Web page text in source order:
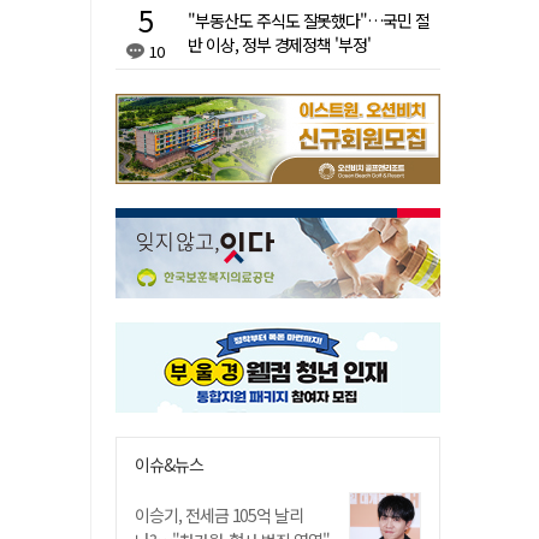
10
"부동산도 주식도 잘못했다"…국민 절
반 이상, 정부 경제정책 '부정'
이슈&뉴스
이승기, 전세금 105억 날리